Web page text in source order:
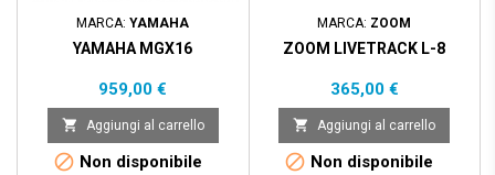
MARCA:YAMAHA
YAMAHA MGX16
Prezzo
959,00 €
 Aggiungi al carrello
 Non disponibile
MARCA: ZOOM
ZOOM LIVETRACK L-8
Prezzo
365,00 €
 Aggiungi al carrello
 Non disponibile